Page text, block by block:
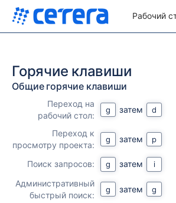
Рабочий
Горячие клавиши
Общие горячие клавиши
Переход на
рабочий стол:
g затем d
Переход к
просмотру проекта:
g затем p
Поиск запросов: g затем i
Административный
быстрый поиск:
g затем g